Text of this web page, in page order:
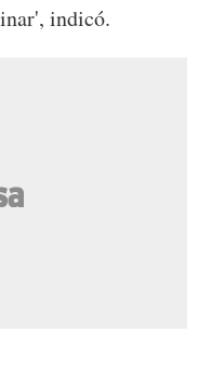
indicó.